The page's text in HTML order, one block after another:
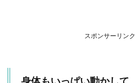
スポンサーリンク